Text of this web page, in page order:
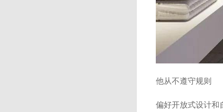
他从不遵守规则
偏好开放式设计和